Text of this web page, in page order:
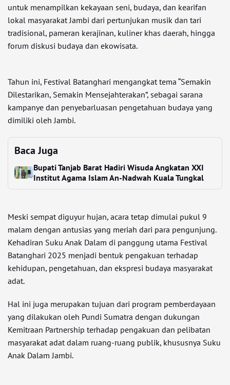
untuk menampilkan kekayaan seni, budaya, dan kearifan
lokal masyarakat Jambi dari pertunjukan musik dan tari
tradisional, pameran kerajinan, kuliner khas daerah, hingga
forum diskusi budaya dan ekowisata.
Tahun ini, Festival Batanghari mengangkat tema “Semakin
Dilestarikan, Semakin Mensejahterakan”, sebagai sarana
kampanye dan penyebarluasan pengetahuan budaya yang
dimiliki oleh Jambi.
Baca Juga
Bupati Tanjab Barat Hadiri Wisuda Angkatan XXI
Institut Agama Islam An-Nadwah Kuala Tungkal
Meski sempat diguyur hujan, acara tetap dimulai pukul 9
malam dengan antusias yang meriah dari para pengunjung.
Kehadiran Suku Anak Dalam di panggung utama Festival
Batanghari 2025 menjadi bentuk pengakuan terhadap
kehidupan, pengetahuan, dan ekspresi budaya masyarakat
adat.
Hal ini juga merupakan tujuan dari program pemberdayaan
yang dilakukan oleh Pundi Sumatra dengan dukungan
Kemitraan Partnership terhadap pengakuan dan pelibatan
masyarakat adat dalam ruang-ruang publik, khususnya Suku
Anak Dalam Jambi.